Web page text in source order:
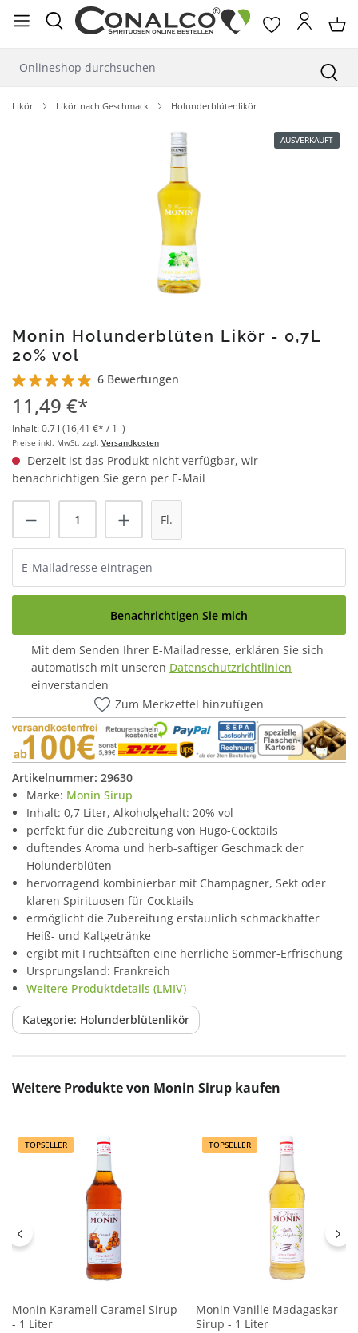
springen
Likör Likör nach Geschmack Holunderblütenlikör
AUSVERKAUFT
Monin Holunderblüten Likör - 0,7L
20% vol
Durchschnittliche Bewertung von 5 von 5 Sternen
6 Bewertungen
11,49 €*
Inhalt:0.7 l (16,41 €* / 1 l)
Preise inkl. MwSt. zzgl. Versandkosten
Derzeit ist das Produkt nicht verfügbar, wir
benachrichtigen Sie gern per E-Mail
Fl.
Benachrichtigen Sie mich
Mit dem Senden Ihrer E-Mailadresse, erklären Sie sich
automatisch mit unseren Datenschutzrichtlinien
einverstanden
Zum Merkzettel hinzufügen
Artikelnummer: 29630
Marke: Monin Sirup
Inhalt: 0,7 Liter, Alkoholgehalt: 20% vol
perfekt für die Zubereitung von Hugo-Cocktails
duftendes Aroma und herb-saftiger Geschmack der
Holunderblüten
hervorragend kombinierbar mit Champagner, Sekt oder
klaren Spirituosen für Cocktails
ermöglicht die Zubereitung erstaunlich schmackhafter
Heiß- und Kaltgetränke
ergibt mit Fruchtsäften eine herrliche Sommer-Erfrischung
Ursprungsland: Frankreich
Weitere Produktdetails (LMIV)
Kategorie: Holunderblütenlikör
Produktgalerie überspringen
Weitere Produkte von Monin Sirup kaufen
TOPSELLER
Monin Karamell Caramel Sirup
- 1 Liter
TOPSELLER
Monin Vanille Madagaskar
Sirup - 1 Liter